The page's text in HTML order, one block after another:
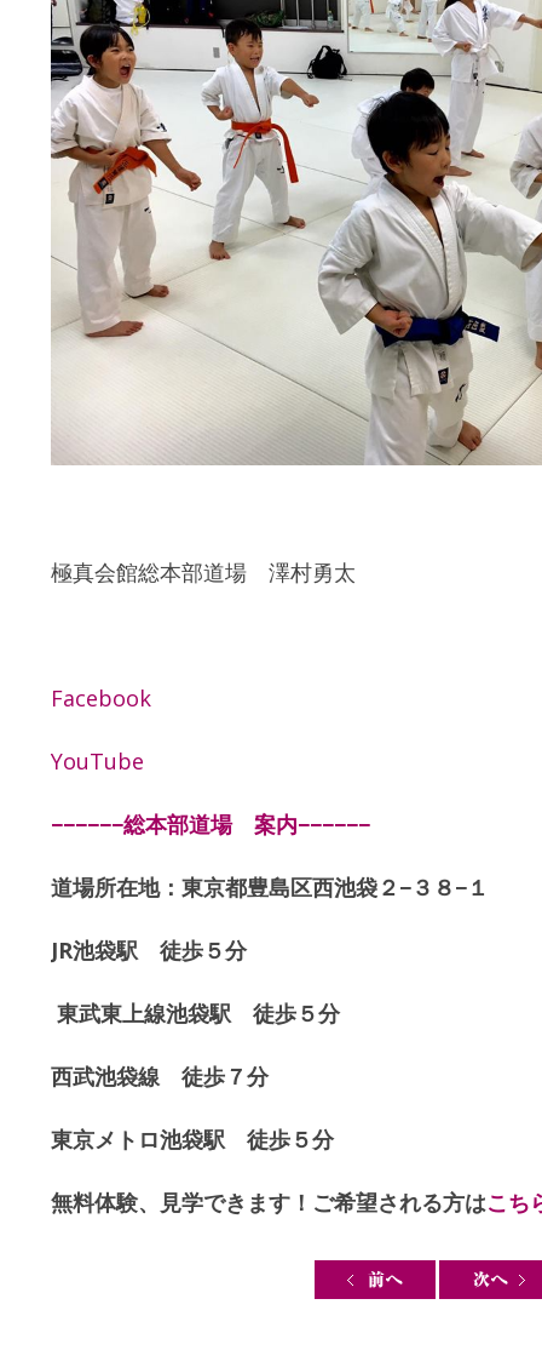
極真会館総本部道場 澤村勇太
Facebook
YouTube
−−−−−−総本部道場 案内−−−−−−
道場所在地：東京都豊島区西池袋２−３８−１
JR池袋駅 徒歩５分
東武東上線池袋駅 徒歩５分
西武池袋線 徒歩７分
東京メトロ池袋駅 徒歩５分
無料体験、見学できます！ご希望される方はこち